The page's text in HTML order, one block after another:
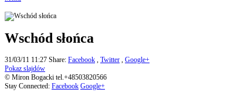
Wschód słońca
31/03/11 11:27 Share: Facebook , Twitter , Google+
Pokaz slajdów
© Miron Bogacki tel.+48503820566
Stay Connected: Facebook Google+